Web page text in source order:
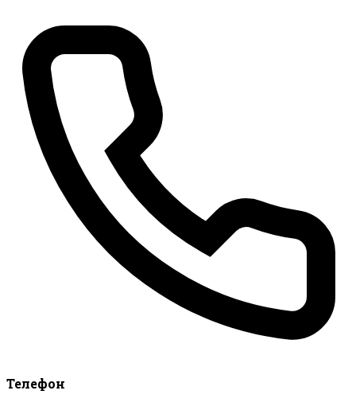
Телефон